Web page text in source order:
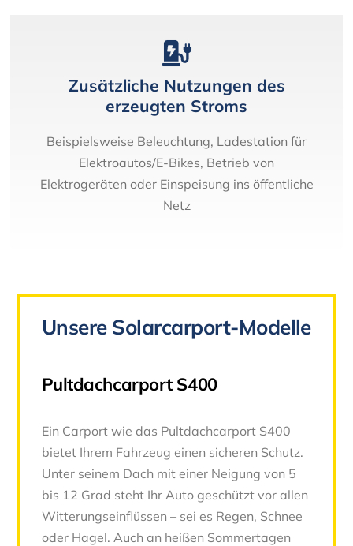
Zusätzliche Nutzungen des
erzeugten Stroms
Beispielsweise Beleuchtung, Ladestation für
Elektroautos/E-Bikes, Betrieb von
Elektrogeräten oder Einspeisung ins öffentliche
Netz
Unsere Solarcarport-Modelle
Pultdachcarport S400
Ein Carport wie das Pultdachcarport S400
bietet Ihrem Fahrzeug einen sicheren Schutz.
Unter seinem Dach mit einer Neigung von 5
bis 12 Grad steht Ihr Auto geschützt vor allen
Witterungseinflüssen – sei es Regen, Schnee
oder Hagel. Auch an heißen Sommertagen